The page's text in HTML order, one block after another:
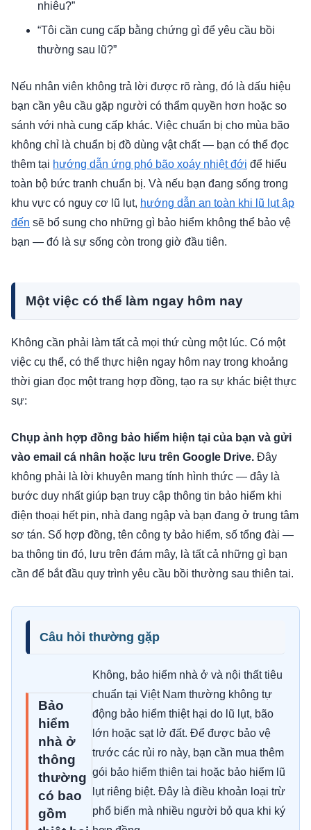
nhiêu?”
“Tôi cần cung cấp bằng chứng gì để yêu cầu bồi
thường sau lũ?”
Nếu nhân viên không trả lời được rõ ràng, đó là dấu hiệu
bạn cần yêu cầu gặp người có thẩm quyền hơn hoặc so
sánh với nhà cung cấp khác. Việc chuẩn bị cho mùa bão
không chỉ là chuẩn bị đồ dùng vật chất — bạn có thể đọc
thêm tại hướng dẫn ứng phó bão xoáy nhiệt đới để hiểu
toàn bộ bức tranh chuẩn bị. Và nếu bạn đang sống trong
khu vực có nguy cơ lũ lụt, hướng dẫn an toàn khi lũ lụt ập
đến sẽ bổ sung cho những gì bảo hiểm không thể bảo vệ
bạn — đó là sự sống còn trong giờ đầu tiên.
Một việc có thể làm ngay hôm nay
Không cần phải làm tất cả mọi thứ cùng một lúc. Có một
việc cụ thể, có thể thực hiện ngay hôm nay trong khoảng
thời gian đọc một trang hợp đồng, tạo ra sự khác biệt thực
sự:
Chụp ảnh hợp đồng bảo hiểm hiện tại của bạn và gửi
vào email cá nhân hoặc lưu trên Google Drive. Đây
không phải là lời khuyên mang tính hình thức — đây là
bước duy nhất giúp bạn truy cập thông tin bảo hiểm khi
điện thoại hết pin, nhà đang ngập và bạn đang ở trung tâm
sơ tán. Số hợp đồng, tên công ty bảo hiểm, số tổng đài —
ba thông tin đó, lưu trên đám mây, là tất cả những gì bạn
cần để bắt đầu quy trình yêu cầu bồi thường sau thiên tai.
Câu hỏi thường gặp
Bảo
hiểm
nhà ở
thông
thường
có bao
gồm
Không, bảo hiểm nhà ở và nội thất tiêu
chuẩn tại Việt Nam thường không tự
động bảo hiểm thiệt hại do lũ lụt, bão
lớn hoặc sạt lở đất. Để được bảo vệ
trước các rủi ro này, bạn cần mua thêm
gói bảo hiểm thiên tai hoặc bảo hiểm lũ
lụt riêng biệt. Đây là điều khoản loại trừ
phổ biến mà nhiều người bỏ qua khi ký